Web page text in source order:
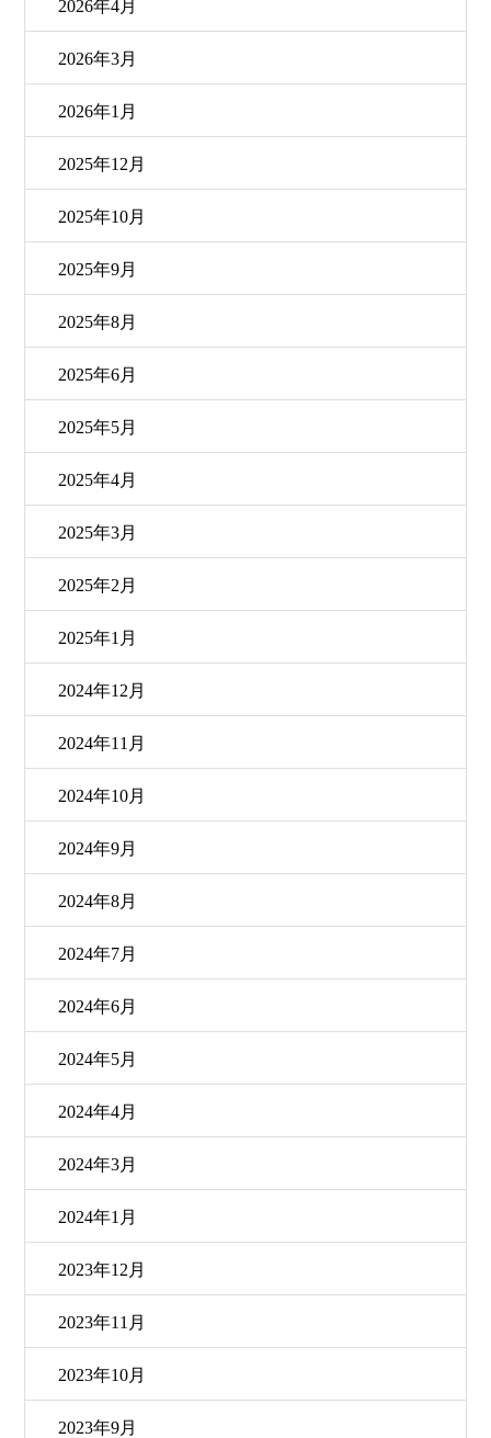
2026年4月
2026年3月
2026年1月
2025年12月
2025年10月
2025年9月
2025年8月
2025年6月
2025年5月
2025年4月
2025年3月
2025年2月
2025年1月
2024年12月
2024年11月
2024年10月
2024年9月
2024年8月
2024年7月
2024年6月
2024年5月
2024年4月
2024年3月
2024年1月
2023年12月
2023年11月
2023年10月
2023年9月